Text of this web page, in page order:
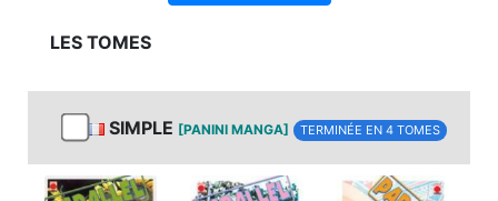
LES TOMES
SIMPLE [PANINI MANGA] TERMINÉE EN 4 TOMES